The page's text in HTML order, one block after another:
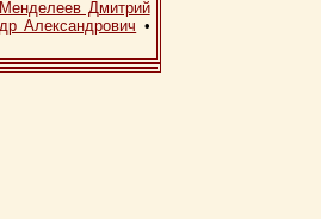
Менделеев Дмитрий
Александрович •